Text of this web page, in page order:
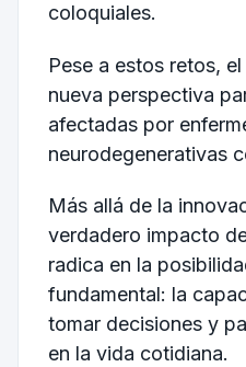
coloquiales.
Pese a estos retos,
nueva perspectiva
afectadas por
neurodegenerativas
Más allá de la
verdadero impacto
radica en la
fundamental: la
tomar decisiones y
en la vida cotidiana.